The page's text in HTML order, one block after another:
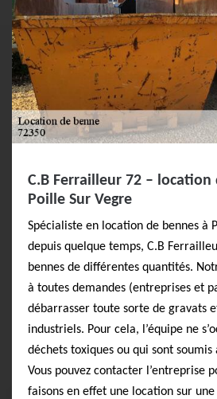
C.B Ferrailleur 72 – location
Poille Sur Vegre
Spécialiste en location de bennes à
depuis quelque temps, C.B
bennes de différentes quantités.
à toutes demandes (entreprises et
débarrasser toute sorte de gravats
industriels. Pour cela, l’équipe ne
déchets toxiques ou qui sont
Vous pouvez contacter l’entreprise
faisons en effet une location sur